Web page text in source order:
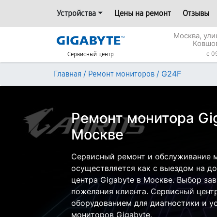
Устройства Цены на ремонт Отзывы
Сервисный центр
Москва,
c
Главная / Ремонт мониторов / G24F
Ремонт монитора
Москве
Сервисный ремонт и обслуживание
осуществляется как с выездом на
центра Gigabyte в Москве. Выбор
пожелания клиента. Сервисный
оборудованием для диагностики и
мониторов Gigabyte.